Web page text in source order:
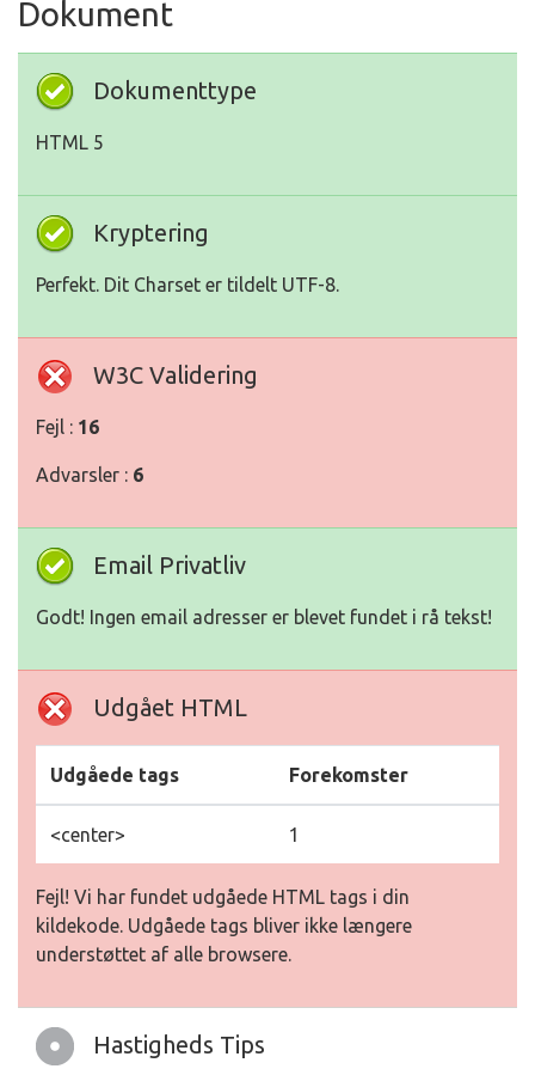
Dokument
Dokumenttype
HTML 5
Kryptering
Perfekt. Dit Charset er tildelt UTF-8.
W3C Validering
Fejl : 16
Advarsler : 6
Email Privatliv
Godt! Ingen email adresser er blevet fundet i rå tekst!
Udgået HTML
Udgåede tags Forekomster
<center> 1
Fejl! Vi har fundet udgåede HTML tags i din
kildekode. Udgåede tags bliver ikke længere
understøttet af alle browsere.
Hastigheds Tips